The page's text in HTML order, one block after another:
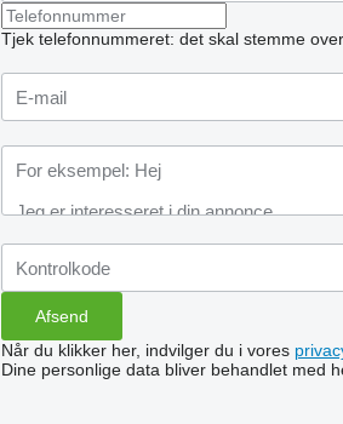
Tjek telefonnummeret: det skal stemme
Når du klikker her, indvilger du i vores
Dine personlige data bliver behandlet med